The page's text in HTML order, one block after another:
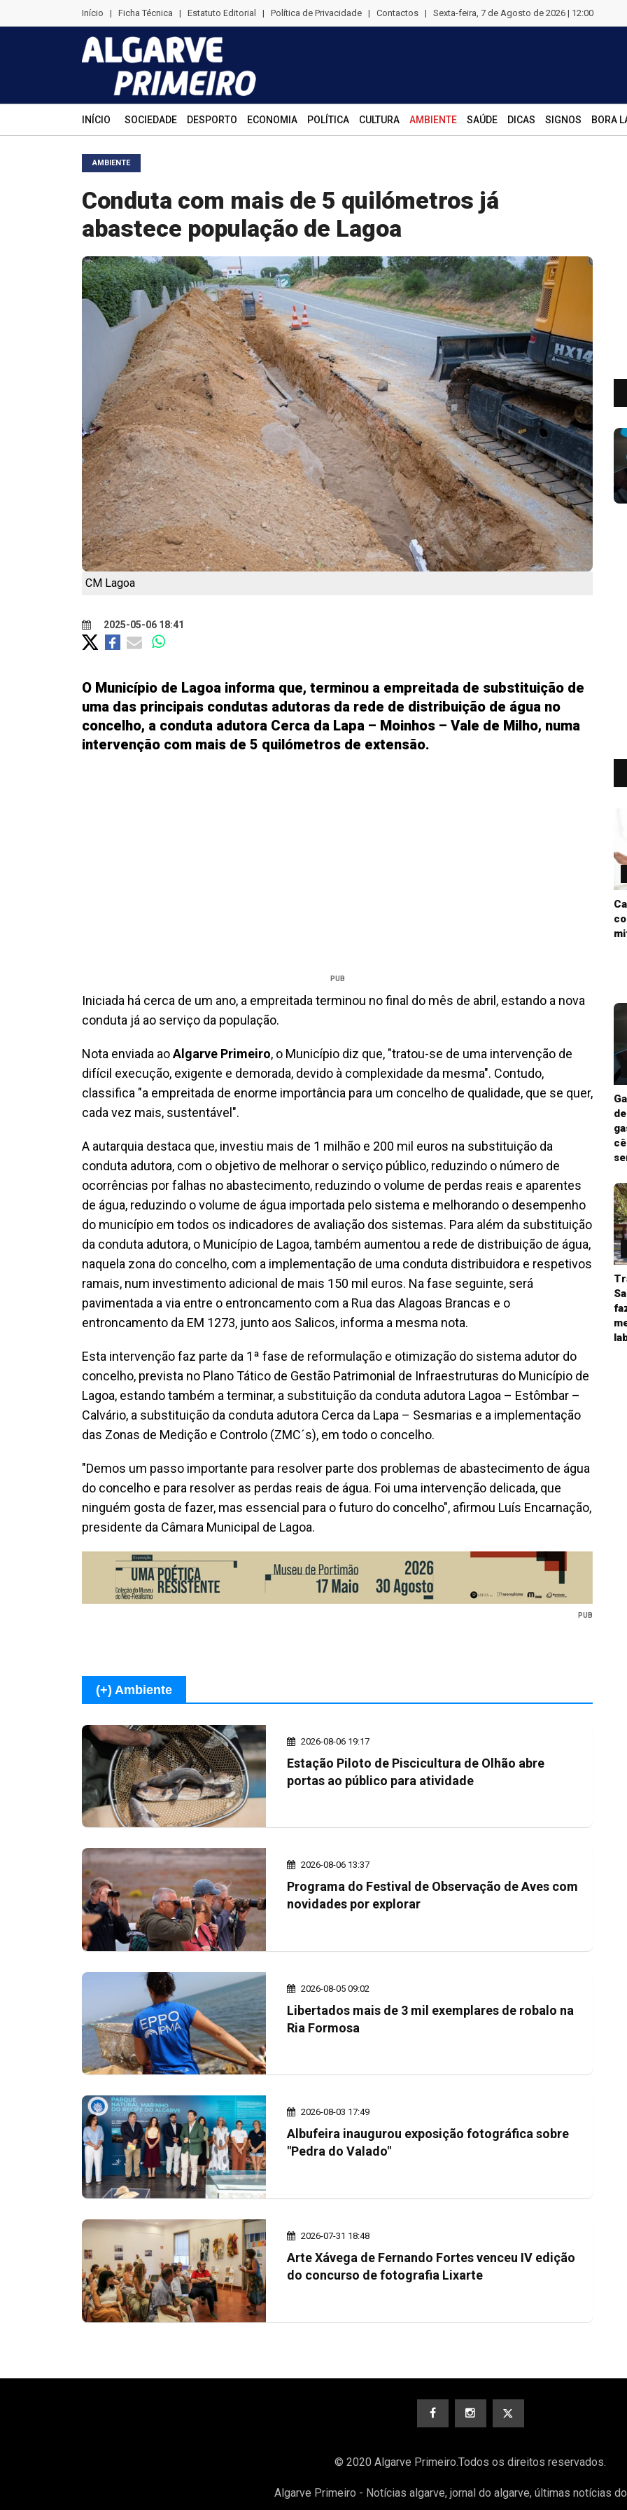
Início | Ficha Técnica | Estatuto Editorial | Política de Privacidade | Contactos | Sexta-feira, 7 de Agosto de 2026 | 12:00
INÍCIO SOCIEDADE DESPORTO ECONOMIA POLÍTICA CULTURA AMBIENTE SAÚDE DICAS SIGNOS BORA
AMBIENTE
Conduta com mais de 5 quilómetros já
abastece população de Lagoa
CM Lagoa
2025-05-06 18:41
O Município de Lagoa informa que, terminou a empreitada de substituição de
uma das principais condutas adutoras da rede de distribuição de água no
concelho, a conduta adutora Cerca da Lapa – Moinhos – Vale de Milho, numa
intervenção com mais de 5 quilómetros de extensão.
PUB
Iniciada há cerca de um ano, a empreitada terminou no final do mês de abril, estando a nova
conduta já ao serviço da população.
Nota enviada aoAlgarve Primeiro, o Município diz que, "tratou-se de uma intervenção de
difícil execução, exigente e demorada, devido à complexidade da mesma". Contudo,
classifica "a empreitada de enorme importância para um concelho de qualidade, que se quer,
cada vez mais, sustentável".
A autarquia destaca que, investiu mais de 1 milhão e 200 mil euros na substituição da
conduta adutora, com o objetivo de melhorar o serviço público, reduzindo o número de
ocorrências por falhas no abastecimento, reduzindo o volume de perdas reais e aparentes
de água, reduzindo o volume de água importada pelo sistema e melhorando o desempenho
do município em todos os indicadores de avaliação dos sistemas. Para além da substituição
da conduta adutora, o Município de Lagoa, também aumentou a rede de distribuição de água,
naquela zona do concelho, com a implementação de uma conduta distribuidora e respetivos
ramais, num investimento adicional de mais 150 mil euros. Na fase seguinte, será
pavimentada a via entre o entroncamento com a Rua das Alagoas Brancas e o
entroncamento da EM 1273, junto aos Salicos, informa a mesma nota.
Esta intervenção faz parte da 1ª fase de reformulação e otimização do sistema adutor do
concelho, prevista no Plano Tático de Gestão Patrimonial de Infraestruturas do Município de
Lagoa, estando também a terminar, a substituição da conduta adutora Lagoa – Estômbar –
Calvário, a substituição da conduta adutora Cerca da Lapa – Sesmarias e a implementação
das Zonas de Medição e Controlo (ZMC´s), em todo o concelho.
"Demos um passo importante para resolver parte dos problemas de abastecimento de água
do concelho e para resolver as perdas reais de água. Foi uma intervenção delicada, que
ninguém gosta de fazer, mas essencial para o futuro do concelho", afirmou Luís Encarnação,
presidente da Câmara Municipal de Lagoa.
PUB
(+) Ambiente
2026-08-06 19:17
Estação Piloto de Piscicultura de Olhão abre
portas ao público para atividade
2026-08-06 13:37
Programa do Festival de Observação de Aves com
novidades por explorar
2026-08-05 09:02
Libertados mais de 3 mil exemplares de robalo na
Ria Formosa
2026-08-03 17:49
Albufeira inaugurou exposição fotográfica sobre
"Pedra do Valado"
2026-07-31 18:48
Arte Xávega de Fernando Fortes venceu IV edição
do concurso de fotografia Lixarte
© 2020 Algarve Primeiro.Todos os direitos reservados.
Algarve Primeiro - Notícias algarve, jornal do algarve, últimas notícias